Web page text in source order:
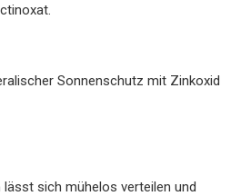
Sonnenschutz mit Zinkoxid
sich mühelos verteilen und